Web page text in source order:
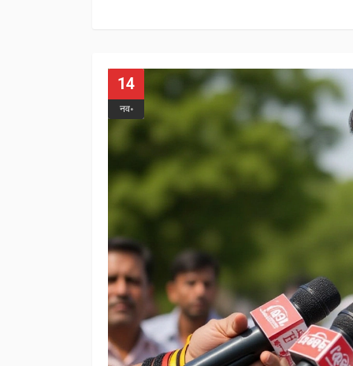
14
नव॰